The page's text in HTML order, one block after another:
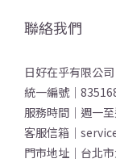
聯絡我們
日好在乎有限公司
統一編號｜
服務時間｜週一
客服信箱｜
門市地址｜台北